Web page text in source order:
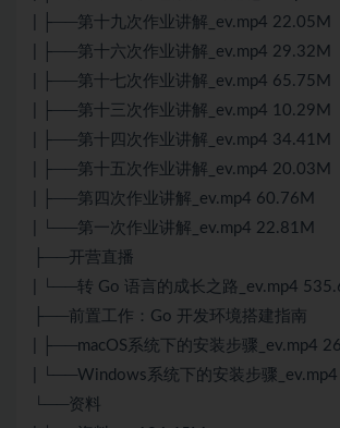
| ├──第十九次作业讲解_ev.mp4 22.05M
| ├──第十六次作业讲解_ev.mp4 29.32M
| ├──第十七次作业讲解_ev.mp4 65.75M
| ├──第十三次作业讲解_ev.mp4 10.29M
| ├──第十四次作业讲解_ev.mp4 34.41M
| ├──第十五次作业讲解_ev.mp4 20.03M
| ├──第四次作业讲解_ev.mp4 60.76M
| └──第一次作业讲解_ev.mp4 22.81M
├──开营直播
| └──转 Go 语言的成长之路_ev.mp4
├──前置工作：Go 开发环境搭建指南
| ├──macOS系统下的安装步骤_ev.mp4
| └──Windows系统下的安装步骤
└──资料